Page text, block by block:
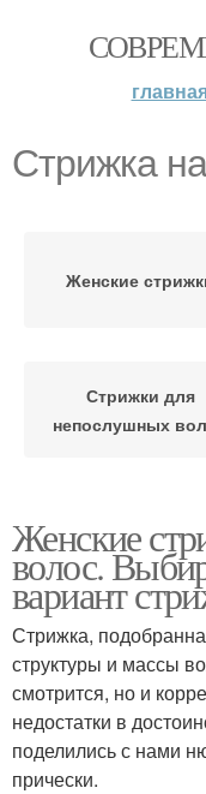
Стрижка
Женские
Стрижки для
непослушных
Длинные
Объемная
Женские
волос.
вариант
Стрижка,
структуры и массы
смотрится, но и
недостатки в
поделились с нами
прически.